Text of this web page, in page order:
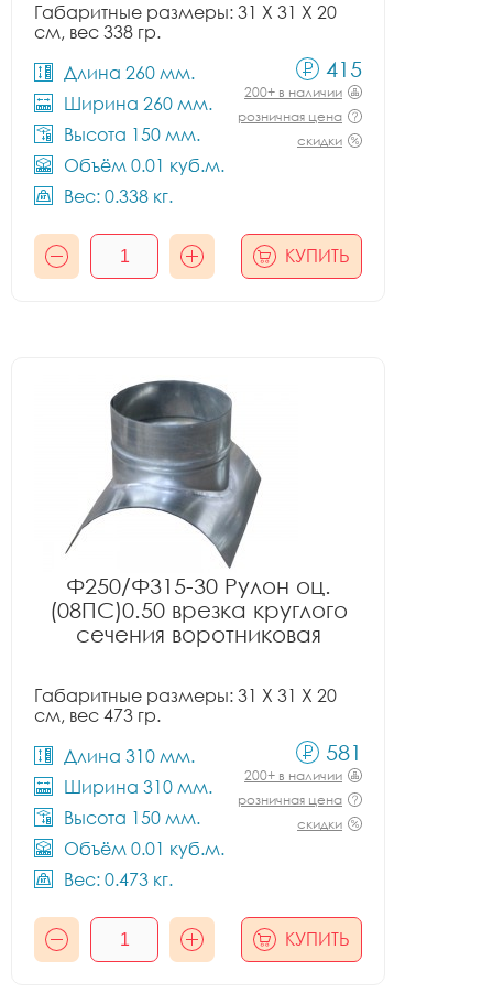
Габаритные размеры: 31 X 31 X 20
см, вес 338 гр.
Длина 260 мм.
Ширина 260 мм.
Высота 150 мм.
Объём 0.01 куб.м.
Вес: 0.338 кг.
415
200+ в наличии
розничная цена
скидки
КУПИТЬ
Ф250/Ф315-30 Рулон оц.
(08ПС)0.50 врезка круглого
сечения воротниковая
Габаритные размеры: 31 X 31 X 20
см, вес 473 гр.
Длина 310 мм.
Ширина 310 мм.
Высота 150 мм.
Объём 0.01 куб.м.
Вес: 0.473 кг.
581
200+ в наличии
розничная цена
скидки
КУПИТЬ